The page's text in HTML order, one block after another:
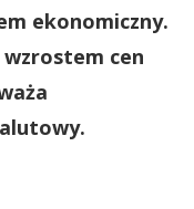
ekonomiczny.
cen